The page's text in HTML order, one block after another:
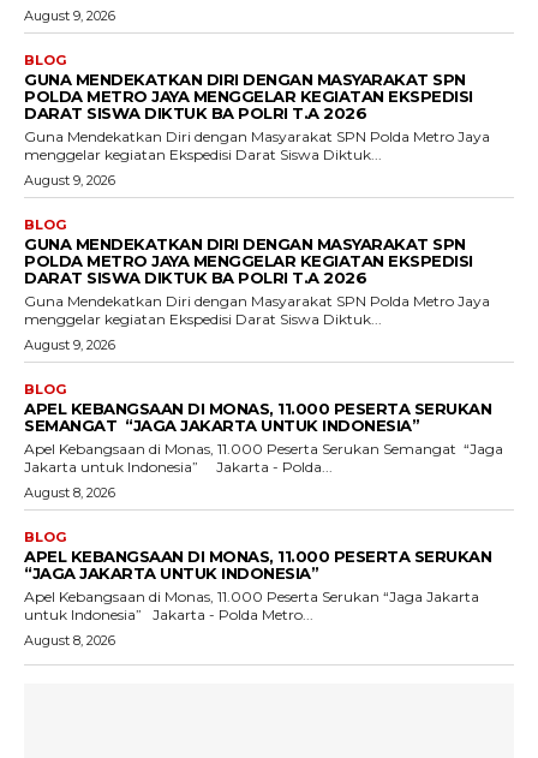
August 9, 2026
BLOG
GUNA MENDEKATKAN DIRI DENGAN MASYARAKAT SPN
POLDA METRO JAYA MENGGELAR KEGIATAN EKSPEDISI
DARAT SISWA DIKTUK BA POLRI T.A 2026
Guna Mendekatkan Diri dengan Masyarakat SPN Polda Metro Jaya
menggelar kegiatan Ekspedisi Darat Siswa Diktuk...
August 9, 2026
BLOG
GUNA MENDEKATKAN DIRI DENGAN MASYARAKAT SPN
POLDA METRO JAYA MENGGELAR KEGIATAN EKSPEDISI
DARAT SISWA DIKTUK BA POLRI T.A 2026
Guna Mendekatkan Diri dengan Masyarakat SPN Polda Metro Jaya
menggelar kegiatan Ekspedisi Darat Siswa Diktuk...
August 9, 2026
BLOG
APEL KEBANGSAAN DI MONAS, 11.000 PESERTA SERUKAN
SEMANGAT “JAGA JAKARTA UNTUK INDONESIA”
Apel Kebangsaan di Monas, 11.000 Peserta Serukan Semangat “Jaga
Jakarta untuk Indonesia” Jakarta - Polda...
August 8, 2026
BLOG
APEL KEBANGSAAN DI MONAS, 11.000 PESERTA SERUKAN
“JAGA JAKARTA UNTUK INDONESIA”
Apel Kebangsaan di Monas, 11.000 Peserta Serukan “Jaga Jakarta
untuk Indonesia” Jakarta - Polda Metro...
August 8, 2026